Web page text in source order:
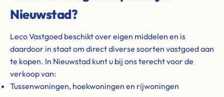
Nieuwstad?
Leco Vastgoed beschikt over eigen middelen en is
daardoor in staat om direct diverse soorten vastgoed aan
te kopen. In Nieuwstad kunt u bij ons terecht voor de
verkoop van:
Tussenwoningen, hoekwoningen en rijwoningen